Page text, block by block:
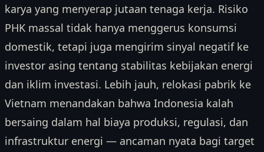
karya yang menyerap jutaan tenaga kerja. Risiko
PHK massal tidak hanya menggerus konsumsi
domestik, tetapi juga mengirim sinyal negatif ke
investor asing tentang stabilitas kebijakan energi
dan iklim investasi. Lebih jauh, relokasi pabrik ke
Vietnam menandakan bahwa Indonesia kalah
bersaing dalam hal biaya produksi, regulasi, dan
infrastruktur energi — ancaman nyata bagi target